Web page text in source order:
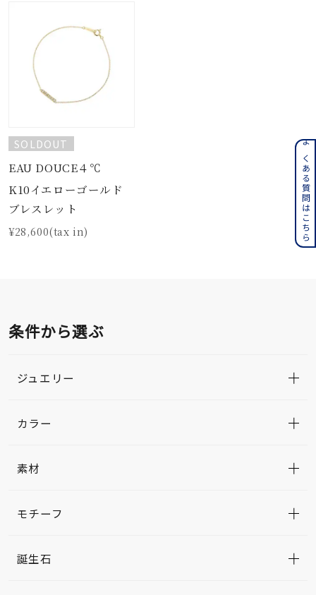
SOLDOUT
EAU DOUCE４℃
K10イエローゴールド
ブレスレット
¥28,600(tax in)
条件から選ぶ
ジュエリー
カラー
素材
モチーフ
誕生石
よくある質問はこちら